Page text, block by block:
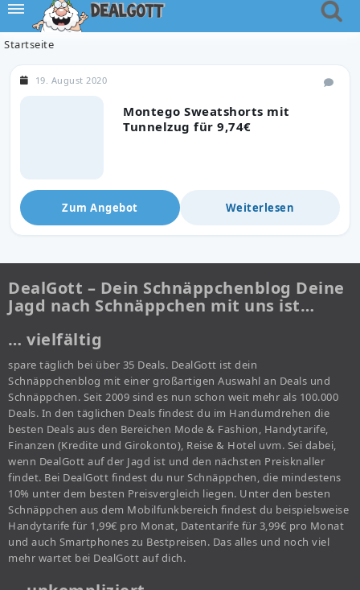
Startseite
Montego Sweatshorts mit
Tunnelzug für 9,74€
19. August 2020
Zum Angebot Weiterlesen
DealGott – Dein Schnäppchenblog Deine
Jagd nach Schnäppchen mit uns ist…
… vielfältig
spare täglich bei über 35 Deals. DealGott ist dein
Schnäppchenblog mit einer großartigen Auswahl an Deals und
Schnäppchen. Seit 2009 sind es nun schon weit mehr als 100.000
Deals. In den täglichen Deals findest du im Handumdrehen die
besten Deals aus den Bereichen Mode & Fashion, Handytarife,
Finanzen (Kredite und Girokonto), Reise & Hotel uvm. Sei dabei,
wenn DealGott auf der Jagd ist und den nächsten Preisknaller
findet. Bei DealGott findest du nur Schnäppchen, die mindestens
10% unter dem besten Preisvergleich liegen. Unter den besten
Schnäppchen aus dem Mobilfunkbereich findest du beispielsweise
Handytarife für 1,99€ pro Monat, Datentarife für 3,99€ pro Monat
und auch Smartphones zu Bestpreisen. Das alles und noch viel
mehr wartet bei DealGott auf dich.